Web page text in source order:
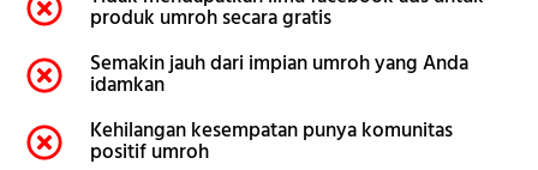
produk umroh secara gratis
Semakin jauh dari impian umroh yang Anda
idamkan
Kehilangan kesempatan punya komunitas
positif umroh